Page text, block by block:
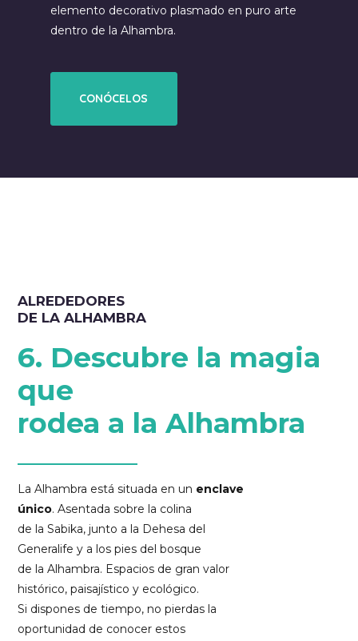
elemento decorativo plasmado en puro arte
dentro de la Alhambra.
CONÓCELOS
ALREDEDORES
DE LA ALHAMBRA
6. Descubre la magia
que
rodea a la Alhambra
La Alhambra está situada en un enclave
único. Asentada sobre la colina
de la Sabika, junto a la Dehesa del
Generalife y a los pies del bosque
de la Alhambra. Espacios de gran valor
histórico, paisajístico y ecológico.
Si dispones de tiempo, no pierdas la
oportunidad de conocer estos